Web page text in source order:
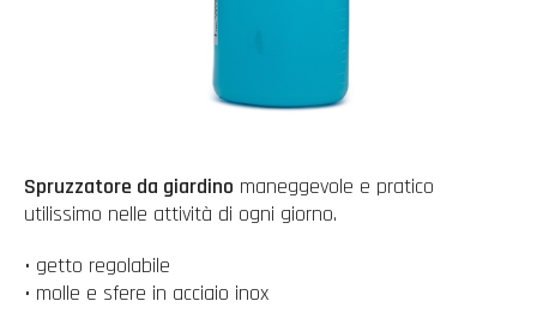
Spruzzatore da giardino maneggevole e pratico
utilissimo nelle attività di ogni giorno.
• getto regolabile
• molle e sfere in acciaio inox